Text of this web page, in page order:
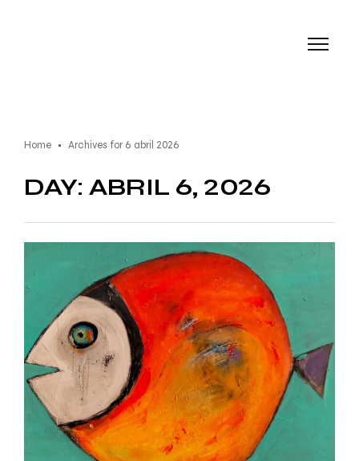
Home Archives for 6 abril 2026
DAY: ABRIL 6, 2026